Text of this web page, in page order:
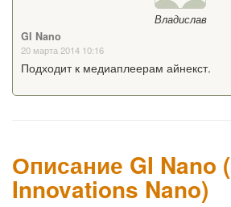
Владислав
GI Nano
20 марта 2014 10:16
Подходит к медиаплеерам айнекст.
Описание GI Nano
Innovations Nano)